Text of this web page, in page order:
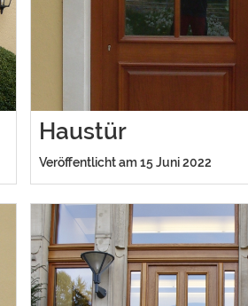
Haustür
Veröffentlicht am 15 Juni 2022